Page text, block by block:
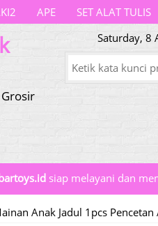
APE SET ALAT TULIS
Saturday, 8
siap melayani dan
Anak Jadul 1pcs